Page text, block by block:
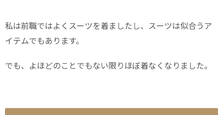
私は前職ではよくスーツを着ましたし、スーツは似合うア
イテムでもあります。
でも、よほどのことでもない限りほぼ着なくなりました。